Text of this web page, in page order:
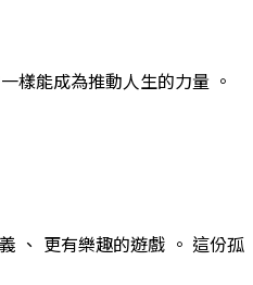
樣能成為推動人生的力量 。
、 更有樂趣的遊戲 。 這份孤